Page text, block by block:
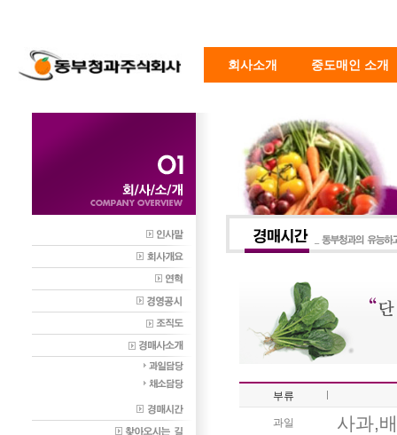
회사소개 중도매인 소개
부류
과일 사과,